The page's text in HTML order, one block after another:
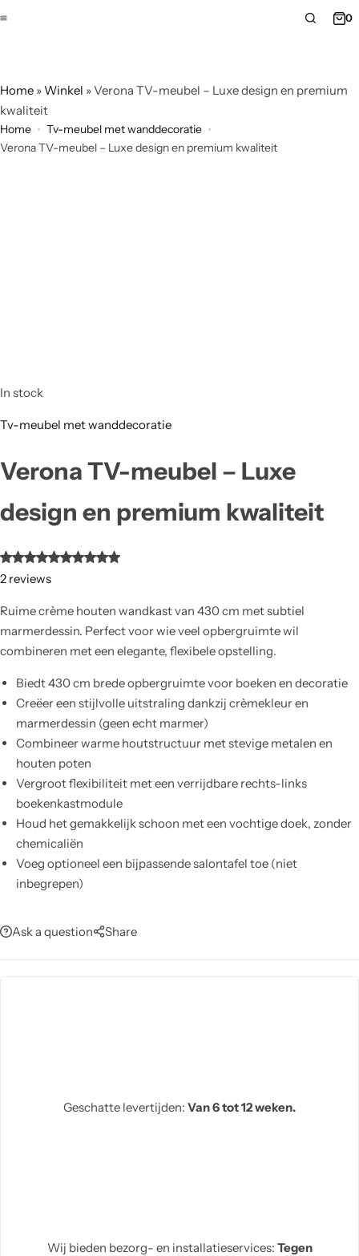
0
Home »Winkel »Verona TV-meubel – Luxe design en premium
kwaliteit
Home
Tv-meubel met wanddecoratie
Verona TV-meubel – Luxe design en premium kwaliteit
In stock
Tv-meubel met wanddecoratie
Verona TV-meubel – Luxe
design en premium kwaliteit
2 reviews
Ruime crème houten wandkast van 430 cm met subtiel
marmerdessin. Perfect voor wie veel opbergruimte wil
combineren met een elegante, flexibele opstelling.
Biedt 430 cm brede opbergruimte voor boeken en decoratie
Creëer een stijlvolle uitstraling dankzij crèmekleur en
marmerdessin (geen echt marmer)
Combineer warme houtstructuur met stevige metalen en
houten poten
Vergroot flexibiliteit met een verrijdbare rechts-links
boekenkastmodule
Houd het gemakkelijk schoon met een vochtige doek, zonder
chemicaliën
Voeg optioneel een bijpassende salontafel toe (niet
inbegrepen)
Ask a question Share
Geschatte levertijden: Van 6 tot 12 weken.
Wij bieden bezorg- en installatieservices: Tegen